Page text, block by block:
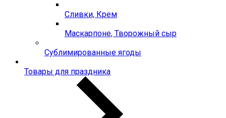
Сливки, Крем
Маскарпоне, Творожный сыр
Сублимированные ягоды
Товары для праздника